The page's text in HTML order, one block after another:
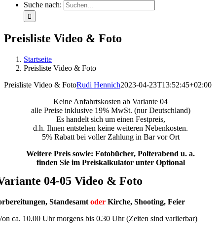
Suche nach:
Preisliste Video & Foto
Startseite
Preisliste Video & Foto
Preisliste Video & FotoRudi Hennich2023-04-23T13:52:45+02:00
Keine Anfahrtskosten ab Variante 04
alle Preise inklusive 19% MwSt. (nur Deutschland)
Es handelt sich um einen Festpreis,
d.h. Ihnen entstehen keine weiteren Nebenkosten.
5% Rabatt bei voller Zahlung in Bar vor Ort
Weitere Preis sowie: Fotobücher, Polterabend u. a.
finden Sie im Preiskalkulator unter Optional
04-05 Video & Foto
StandesamtoderKirche, Shooting, Feier
ca. 10.00 Uhr morgens bis 0.30 Uhr(Zeiten sind variierbar)